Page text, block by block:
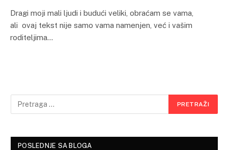
Dragi moji mali ljudi i budući veliki, obraćam se vama,
ali ovaj tekst nije samo vama namenjen, već i vašim
roditeljima…
POSLEDNJE SA BLOGA